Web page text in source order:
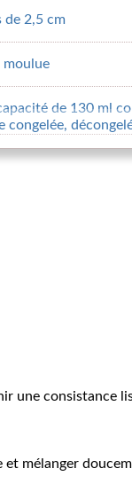
de 2,5 cm
moulue
de 130 ml
congelée,
une consistance
mélanger